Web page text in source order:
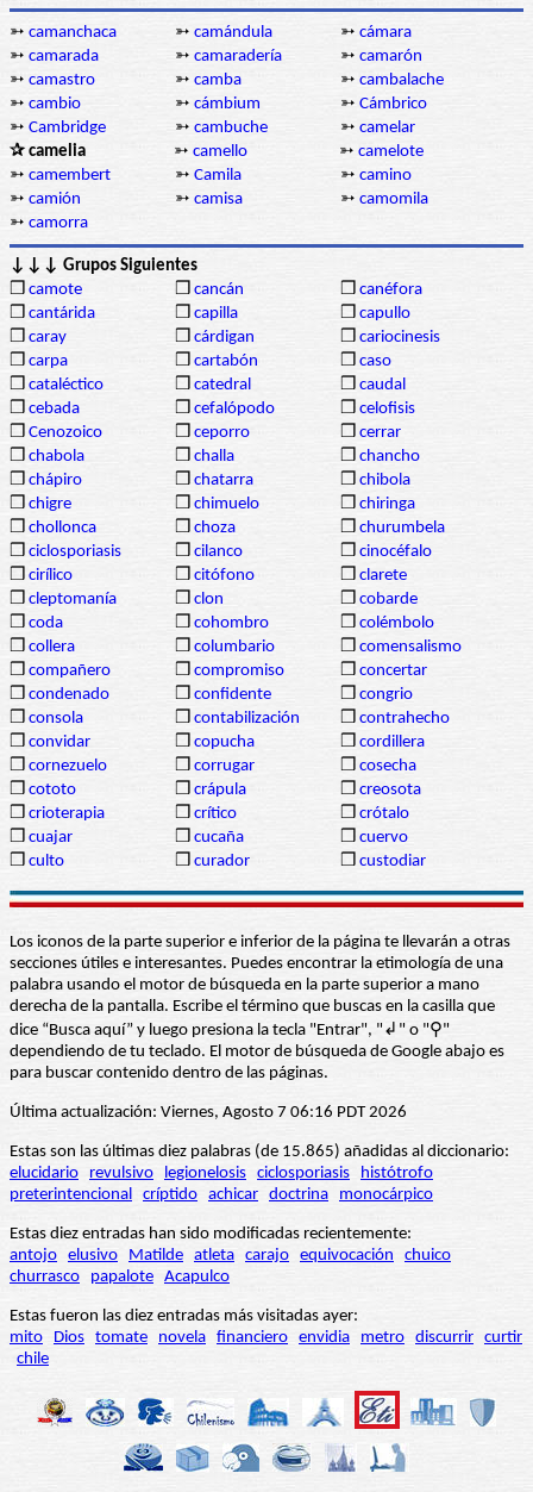
➳ camanchaca ➳ camándula ➳ cámara
➳ camarada ➳ camaradería ➳ camarón
➳ camastro ➳ camba ➳ cambalache
➳ cambio ➳ cámbium ➳ Cámbrico
➳ Cambridge ➳ cambuche ➳ camelar
✰ camelia
➳ camello ➳ camelote
➳ camembert ➳ Camila ➳ camino
➳ camión ➳ camisa ➳ camomila
➳ camorra
↓↓↓ Grupos Siguientes
❒ camote ❒ cancán ❒ canéfora
❒ cantárida ❒ capilla ❒ capullo
❒ caray ❒ cárdigan ❒ cariocinesis
❒ carpa ❒ cartabón ❒ caso
❒ cataléctico ❒ catedral ❒ caudal
❒ cebada ❒ cefalópodo ❒ celofisis
❒ Cenozoico ❒ ceporro ❒ cerrar
❒ chabola ❒ challa ❒ chancho
❒ chápiro ❒ chatarra ❒ chibola
❒ chigre ❒ chimuelo ❒ chiringa
❒ chollonca ❒ choza ❒ churumbela
❒ ciclosporiasis ❒ cilanco ❒ cinocéfalo
❒ cirílico ❒ citófono ❒ clarete
❒ cleptomanía ❒ clon ❒ cobarde
❒ coda ❒ cohombro ❒ colémbolo
❒ collera ❒ columbario ❒ comensalismo
❒ compañero ❒ compromiso ❒ concertar
❒ condenado ❒ confidente ❒ congrio
❒ consola ❒ contabilización ❒ contrahecho
❒ convidar ❒ copucha ❒ cordillera
❒ cornezuelo ❒ corrugar ❒ cosecha
❒ cototo ❒ crápula ❒ creosota
❒ crioterapia ❒ crítico ❒ crótalo
❒ cuajar ❒ cucaña ❒ cuervo
❒ culto ❒ curador ❒ custodiar
Los iconos de la parte superior e inferior de la página te llevarán a otras
secciones útiles e interesantes. Puedes encontrar la etimología de una
palabra usando el motor de búsqueda en la parte superior a mano
derecha de la pantalla. Escribe el término que buscas en la casilla que
dice “Busca aquí” y luego presiona la tecla "Entrar", "↲" o "⚲"
dependiendo de tu teclado. El motor de búsqueda de Google abajo es
para buscar contenido dentro de las páginas.
Última actualización: Viernes, Agosto 7 06:16 PDT 2026
Estas son las últimas diez palabras (de 15.865) añadidas al diccionario:
elucidario
revulsivo legionelosis ciclosporiasis
histótrofo
preterintencional críptido achicar doctrina monocárpico
Estas diez entradas han sido modificadas recientemente:
antojo elusivo Matilde atleta carajo equivocación
chuico
churrasco
papalote Acapulco
Estas fueron las diez entradas más visitadas ayer:
mito
Dios tomate novela financiero envidia metro discurrir curtir
chile